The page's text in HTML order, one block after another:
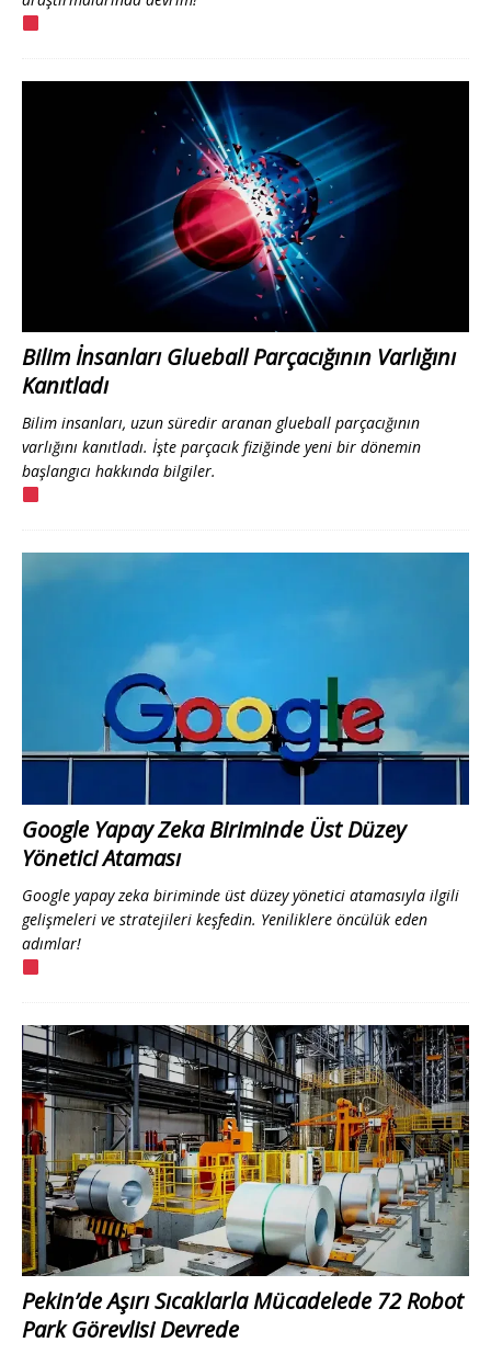
Bilim İnsanları Glueball Parçacığının Varlığını
Kanıtladı
Bilim insanları, uzun süredir aranan glueball parçacığının
varlığını kanıtladı. İşte parçacık fiziğinde yeni bir dönemin
başlangıcı hakkında bilgiler.
Google Yapay Zeka Biriminde Üst Düzey
Yönetici Ataması
Google yapay zeka biriminde üst düzey yönetici atamasıyla ilgili
gelişmeleri ve stratejileri keşfedin. Yeniliklere öncülük eden
adımlar!
Pekin’de Aşırı Sıcaklarla Mücadelede 72 Robot
Park Görevlisi Devrede